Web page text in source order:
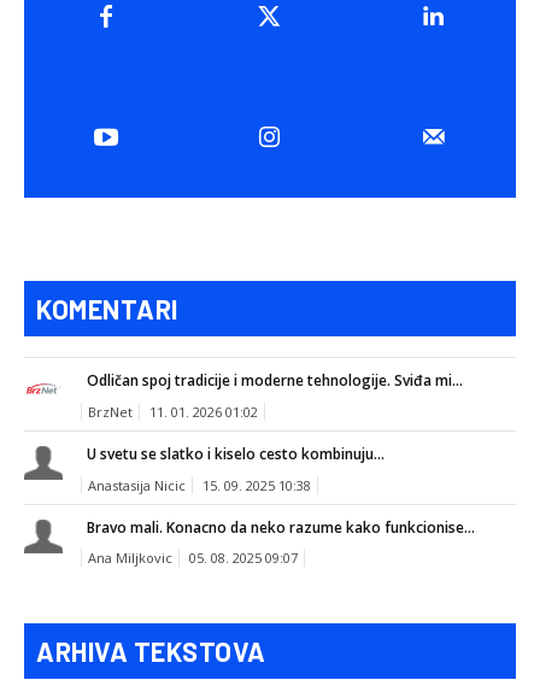
KOMENTARI
Odličan spoj tradicije i moderne tehnologije. Sviđa mi...
BrzNet 11. 01. 2026 01:02
U svetu se slatko i kiselo cesto kombinuju...
Anastasija Nicic 15. 09. 2025 10:38
Bravo mali. Konacno da neko razume kako funkcionise...
Ana Miljkovic 05. 08. 2025 09:07
ARHIVA TEKSTOVA